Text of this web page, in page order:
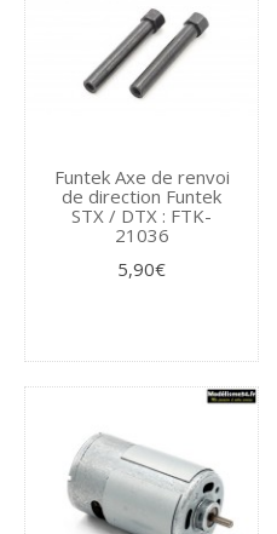
Funtek Axe de renvoi
de direction Funtek
STX / DTX : FTK-
21036
5,90€